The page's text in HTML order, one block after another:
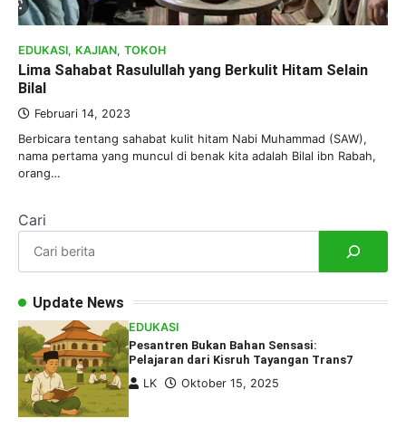
EDUKASI, KAJIAN, TOKOH
Lima Sahabat Rasulullah yang Berkulit Hitam Selain
Bilal
Februari 14, 2023
Berbicara tentang sahabat kulit hitam Nabi Muhammad (SAW),
nama pertama yang muncul di benak kita adalah Bilal ibn Rabah,
orang…
Cari
Update News
EDUKASI
Pesantren Bukan Bahan Sensasi:
Pelajaran dari Kisruh Tayangan Trans7
LK
Oktober 15, 2025